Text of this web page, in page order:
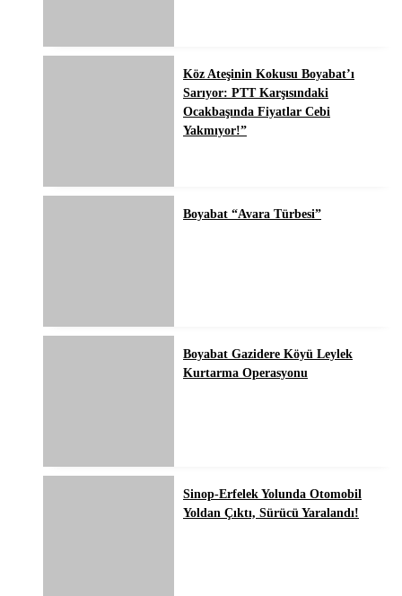
Köz Ateşinin Kokusu Boyabat’ı
Sarıyor: PTT Karşısındaki
Ocakbaşında Fiyatlar Cebi
Yakmıyor!”
Boyabat “Avara Türbesi”
Boyabat Gazidere Köyü Leylek
Kurtarma Operasyonu
Sinop-Erfelek Yolunda Otomobil
Yoldan Çıktı, Sürücü Yaralandı!